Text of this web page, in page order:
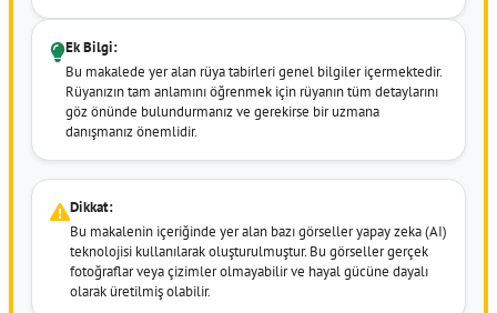
Ek Bilgi:
Bu makalede yer alan rüya tabirleri genel bilgiler içermektedir.
Rüyanızın tam anlamını öğrenmek için rüyanın tüm detaylarını
göz önünde bulundurmanız ve gerekirse bir uzmana
danışmanız önemlidir.
Dikkat:
Bu makalenin içeriğinde yer alan bazı görseller yapay zeka (AI)
teknolojisi kullanılarak oluşturulmuştur. Bu görseller gerçek
fotoğraflar veya çizimler olmayabilir ve hayal gücüne dayalı
olarak üretilmiş olabilir.